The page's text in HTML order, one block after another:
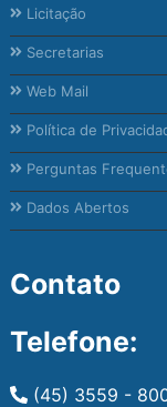
Licitação
Secretarias
Web Mail
Política de
Perguntas
Dados Abertos
Contato
Telefone:
(45) 3559 -